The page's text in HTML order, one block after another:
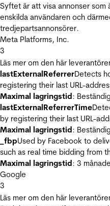
Syftet är att visa annonser
enskilda användaren och
tredjepartsannonsörer.
Meta Platforms, Inc.
3
Läs mer om den här
lastExternalReferrerDetects
registering their last URL-
Maximal lagringstid: Beständig
lastExternalReferrerTime
by registering their last URL-
Maximal lagringstid: Beständig
_fbpUsed by Facebook to
such as real time bidding from
Maximal lagringstid: 3
Google
3
Läs mer om den här